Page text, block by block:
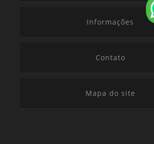
Informações
Contato
Mapa do site